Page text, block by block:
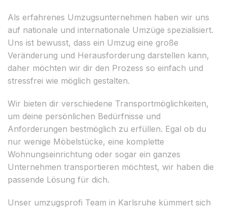
Als erfahrenes Umzugsunternehmen haben wir uns
auf nationale und internationale Umzüge spezialisiert.
Uns ist bewusst, dass ein Umzug eine große
Veränderung und Herausforderung darstellen kann,
daher möchten wir dir den Prozess so einfach und
stressfrei wie möglich gestalten.
Wir bieten dir verschiedene Transportmöglichkeiten,
um deine persönlichen Bedürfnisse und
Anforderungen bestmöglich zu erfüllen. Egal ob du
nur wenige Möbelstücke, eine komplette
Wohnungseinrichtung oder sogar ein ganzes
Unternehmen transportieren möchtest, wir haben die
passende Lösung für dich.
Unser umzugsprofi Team in Karlsruhe kümmert sich